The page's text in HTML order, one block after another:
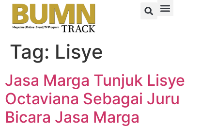
Tag: Lisye
Jasa Marga Tunjuk Lisye
Octaviana Sebagai Juru
Bicara Jasa Marga